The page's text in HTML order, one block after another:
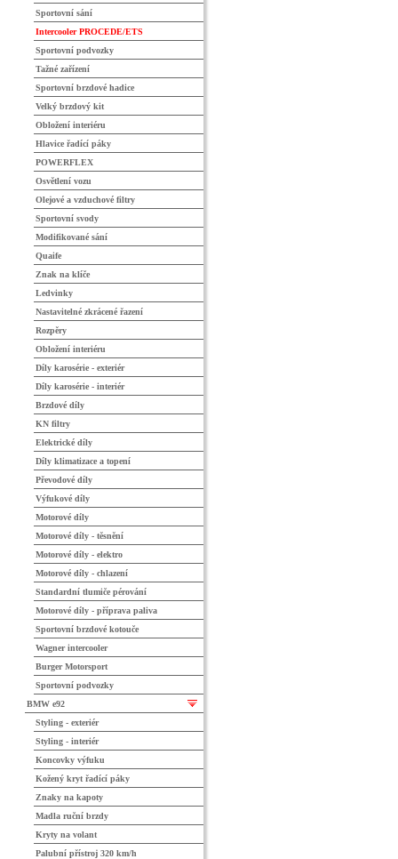
Sportovní sání
Intercooler PROCEDE/ETS
Sportovní podvozky
Tažné zařízení
Sportovní brzdové hadice
Velký brzdový kit
Obložení interiéru
Hlavice řadící páky
POWERFLEX
Osvětlení vozu
Olejové a vzduchové filtry
Sportovní svody
Modifikované sání
Quaife
Znak na klíče
Ledvinky
Nastavitelné zkrácené řazení
Rozpěry
Obložení interiéru
Díly karosérie - exteriér
Díly karosérie - interiér
Brzdové díly
KN filtry
Elektrické díly
Díly klimatizace a topení
Převodové díly
Výfukové díly
Motorové díly
Motorové díly - těsnění
Motorové díly - elektro
Motorové díly - chlazení
Standardní tlumiče pérování
Motorové díly - příprava paliva
Sportovní brzdové kotouče
Wagner intercooler
Burger Motorsport
Sportovní podvozky
BMW e92
Styling - exteriér
Styling - interiér
Koncovky výfuku
Kožený kryt řadící páky
Znaky na kapoty
Madla ruční brzdy
Kryty na volant
Palubní přístroj 320 km/h